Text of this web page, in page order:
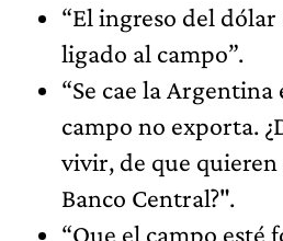
“El ingreso del dólar
ligado al campo”.
“Se cae la
campo no exporta.
vivir, de que
Banco Central?".
“Que el campo esté